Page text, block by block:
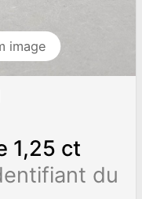
image
1,25 ct
du